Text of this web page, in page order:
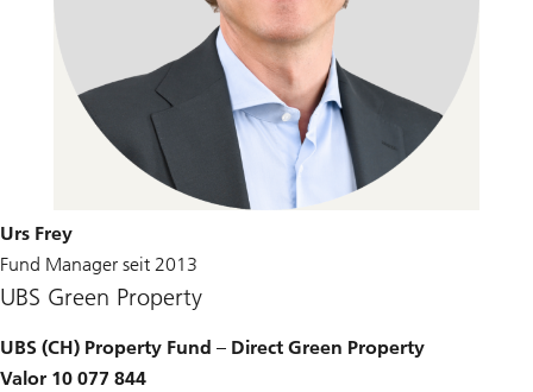
Urs Frey
Fund Manager seit 2013
UBS Green Property
UBS (CH) Property Fund – Direct Green Property
Valor 10 077 844